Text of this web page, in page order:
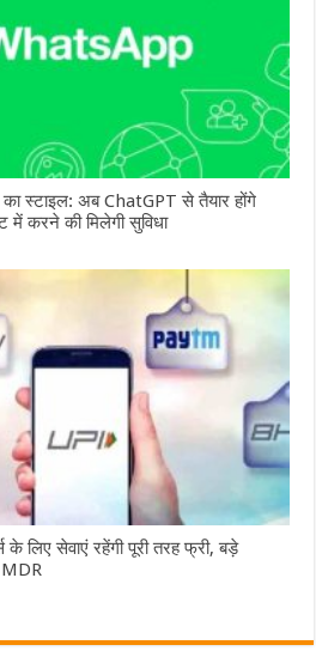
स्टाइल: अब ChatGPT से तैयार होंगे
करने की मिलेगी सुविधा
लिए सेवाएं रहेंगी पूरी तरह फ्री, बड़े
MDR